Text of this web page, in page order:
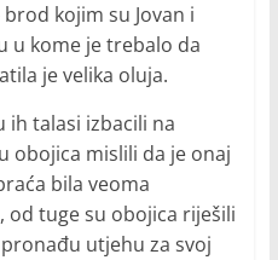
kojim su Jovan i
u kome je trebalo da
je velika oluja.
ih talasi izbacili na
obojica mislili da je onaj
bila veoma
tuge su obojica riješili
utjehu za svoj